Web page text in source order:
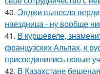
40. Энджи вынесла
наездница - ну вообще
41. В куршевеле,
французских Альпах, к
присоединились новые
42. В Казахстане